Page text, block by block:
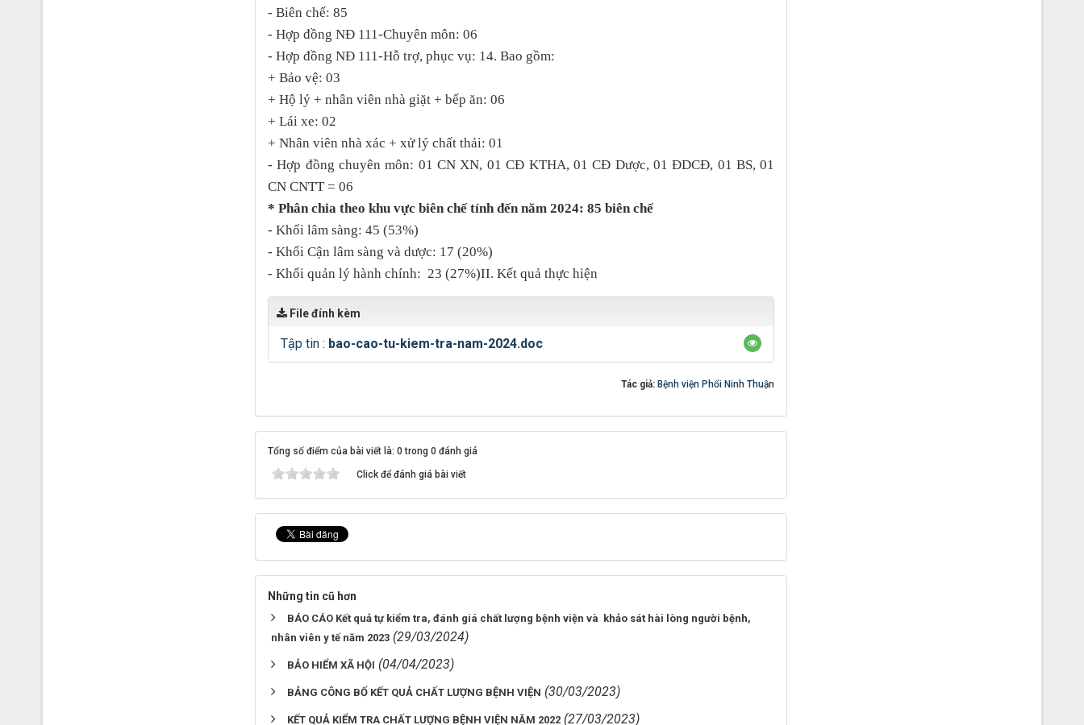
- Biên chế: 85
- Hợp đồng NĐ 111-Chuyên môn: 06
- Hợp đồng NĐ 111-Hỗ trợ, phục vụ: 14. Bao gồm:
+ Bảo vệ: 03
+ Hộ lý + nhân viên nhà giặt + bếp ăn: 06
+ Lái xe: 02
+ Nhân viên nhà xác + xử lý chất thải: 01
- Hợp đồng chuyên môn: 01 CN XN, 01 CĐ KTHA, 01 CĐ Dược, 01 ĐDCĐ, 01 BS, 01
CN CNTT = 06
* Phân chia theo khu vực biên chế tính đến năm 2024: 85 biên chế
- Khối lâm sàng: 45 (53%)
- Khối Cận lâm sàng và dược: 17 (20%)
- Khối quản lý hành chính: 23 (27%)II. Kết quả thực hiện
File đính kèm
Tập tin : bao-cao-tu-kiem-tra-nam-2024.doc
Tác giả: Bệnh viện Phổi Ninh Thuận
Tổng số điểm của bài viết là: 0 trong 0 đánh giá
Click để đánh giá bài viết
Những tin cũ hơn
BÁO CÁO Kết quả tự kiểm tra, đánh giá chất lượng bệnh viện và khảo sát hài lòng người bệnh,
nhân viên y tế năm 2023 (29/03/2024)
BẢO HIỂM XÃ HỘI (04/04/2023)
BẢNG CÔNG BỐ KẾT QUẢ CHẤT LƯỢNG BỆNH VIỆN (30/03/2023)
KẾT QUẢ KIỂM TRA CHẤT LƯỢNG BỆNH VIỆN NĂM 2022 (27/03/2023)